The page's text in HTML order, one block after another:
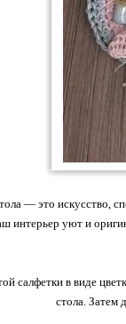
— это искусство,
интерьер уют и
салфетки в виде
стола. Затем